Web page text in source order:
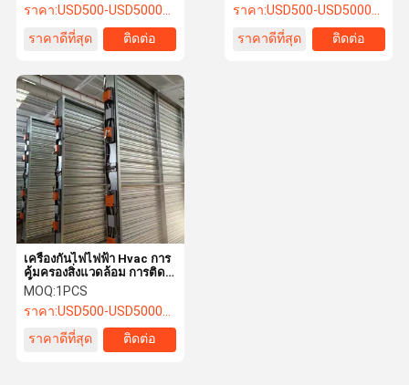
ราคา:USD500-USD5000/SET
ราคาดีที่สุด
ติดต่อ
ราคา:USD500-USD5000/SET
ราคาดีที่สุด
ติดต่อ
เครื่องกันไฟไฟฟ้า Hvac การ
คุ้มครองสิ่งแวดล้อม การติด
ตั้งง่าย
MOQ:1PCS
ราคา:USD500-USD5000/SET
ราคาดีที่สุด
ติดต่อ